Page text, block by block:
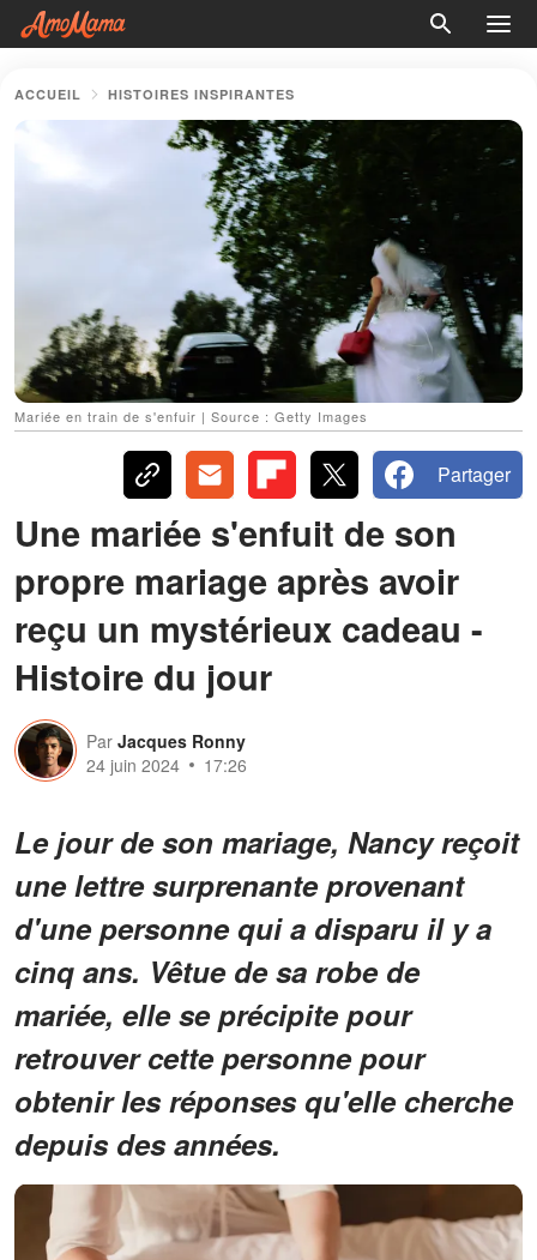
ACCUEIL HISTOIRES INSPIRANTES
Mariée en train de s'enfuir | Source : Getty Images
Partager
Une mariée s'enfuit de son
propre mariage après avoir
reçu un mystérieux cadeau -
Histoire du jour
Par Jacques Ronny
24 juin 2024
17:26
Le jour de son mariage, Nancy reçoit
une lettre surprenante provenant
d'une personne qui a disparu il y a
cinq ans. Vêtue de sa robe de
mariée, elle se précipite pour
retrouver cette personne pour
obtenir les réponses qu'elle cherche
depuis des années.